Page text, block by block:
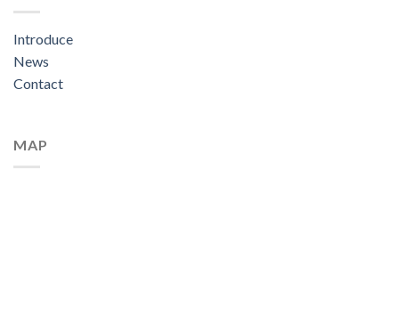
Introduce
News
Contact
MAP